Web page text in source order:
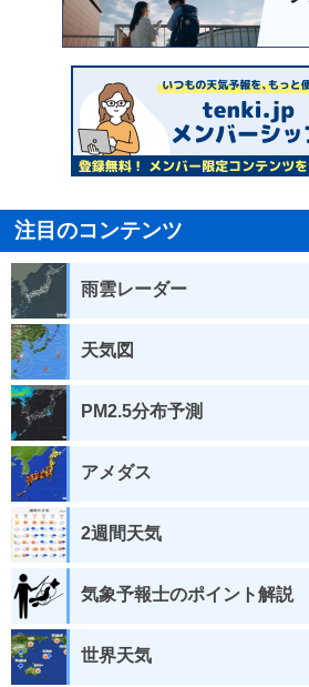
注目のコンテンツ
雨雲レーダー
天気図
PM2.5分布予測
アメダス
2週間天気
気象予報士のポイント解説
世界天気